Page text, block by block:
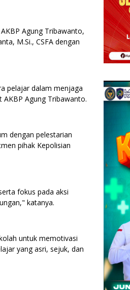
Agung Tribawanto,
M.Si., CSFA dengan
pelajar dalam menjaga
Agung Tribawanto.
dengan pelestarian
pihak Kepolisian
fokus pada aksi
katanya.
untuk memotivasi
yang asri, sejuk, dan